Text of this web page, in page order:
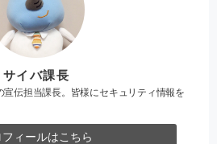
サイバ課長
伝担当課長。皆様にセキュリティ情報を
フィールはこちら